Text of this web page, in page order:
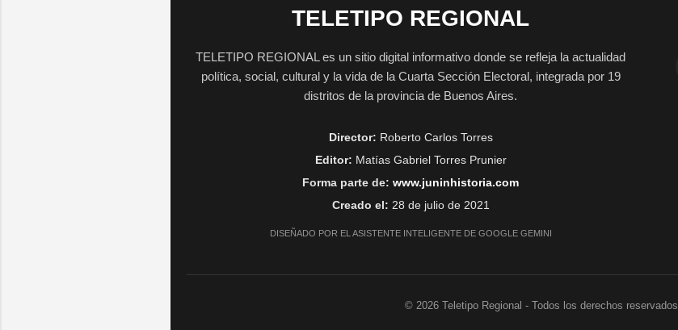
TELETIPO REGIONAL
TELETIPO REGIONAL es un sitio digital informativo donde se refleja la actualidad
política, social, cultural y la vida de la Cuarta Sección Electoral, integrada por 19
distritos de la provincia de Buenos Aires.
Director: Roberto Carlos Torres
Editor: Matías Gabriel Torres Prunier
Forma parte de: www.juninhistoria.com
Creado el: 28 de julio de 2021
DISEÑADO POR EL ASISTENTE INTELIGENTE DE GOOGLE GEMINI
© 2026 Teletipo Regional - Todos los derechos reservados.